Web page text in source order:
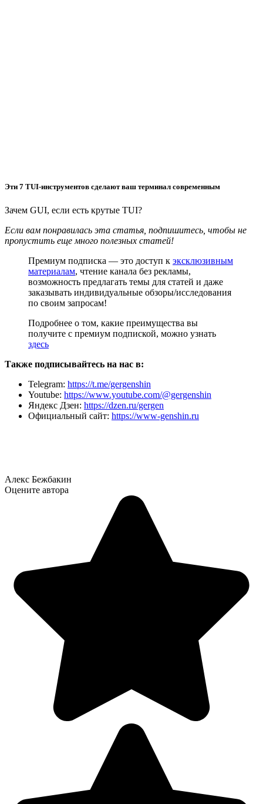
Эти 7 TUI-инструментов сделают ваш терминал современным
Зачем GUI, если есть крутые TUI?
Если вам понравилась эта статья, подпишитесь, чтобы не
пропустить еще много полезных статей!
Премиум подписка — это доступ к эксклюзивным
материалам, чтение канала без рекламы,
возможность предлагать темы для статей и даже
заказывать индивидуальные обзоры/исследования
по своим запросам!
Подробнее о том, какие преимущества вы
получите с премиум подпиской, можно узнать
здесь
Также подписывайтесь на нас в:
Telegram: https://t.me/gergenshin
Youtube: https://www.youtube.com/@gergenshin
Яндекс Дзен: https://dzen.ru/gergen
Официальный сайт: https://www-genshin.ru
Алекс Бежбакин
Оцените автора